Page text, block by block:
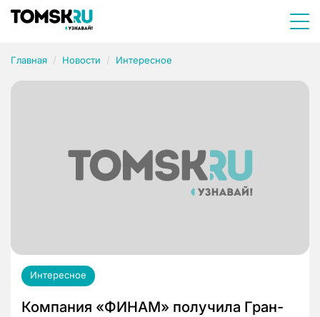
Главная Новости Интересное
Интересное
Компания «ФИНАМ» получила Гран-